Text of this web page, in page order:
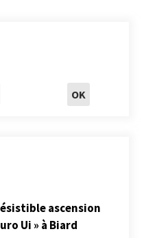
ascension
Ui » à Biard